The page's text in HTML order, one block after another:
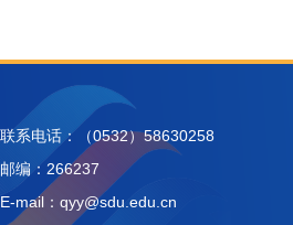
联系电话：（0532）58630258
邮编：266237
E-mail：qyy@sdu.edu.cn